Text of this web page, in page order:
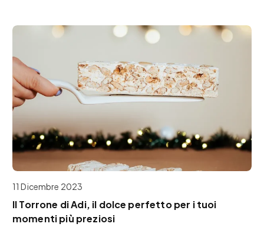
11 Dicembre 2023
Il Torrone di Adi, il dolce perfetto per i tuoi
momenti più preziosi